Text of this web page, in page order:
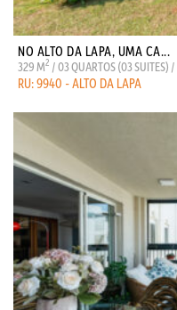
NO ALTO DA LAPA, UMA CA...
329 M2 / 03 QUARTOS (03 SUITES)
RU: 9940 - ALTO DA LAPA